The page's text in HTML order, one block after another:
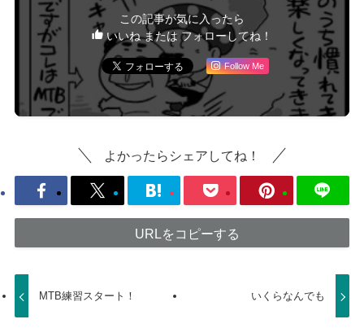
この記事が気に入ったら
いいね または フォローしてね！
Follow Me
よかったらシェアしてね！
URLをコピーする
MTB練習スタート！ いくらなんでも